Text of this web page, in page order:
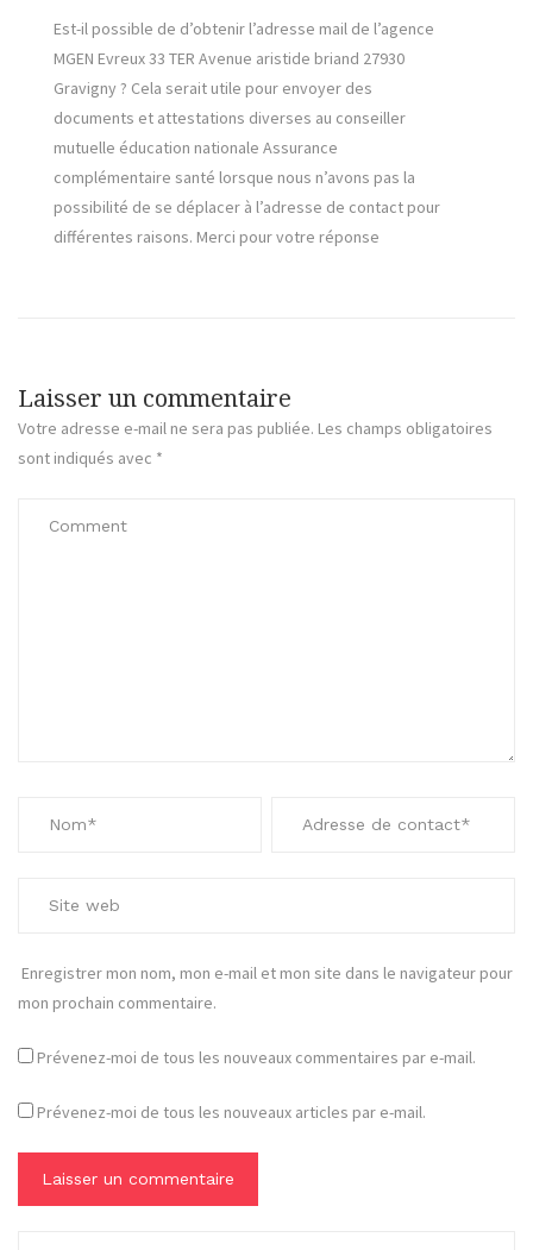
Est-il possible de d’obtenir l’adresse mail de l’agence
MGEN Evreux 33 TER Avenue aristide briand 27930
Gravigny ? Cela serait utile pour envoyer des
documents et attestations diverses au conseiller
mutuelle éducation nationale Assurance
complémentaire santé lorsque nous n’avons pas la
possibilité de se déplacer à l’adresse de contact pour
différentes raisons. Merci pour votre réponse
Laisser un commentaire
Votre adresse e-mail ne sera pas publiée. Les champs obligatoires
sont indiqués avec *
Enregistrer mon nom, mon e-mail et mon site dans le navigateur pour
mon prochain commentaire.
Prévenez-moi de tous les nouveaux commentaires par e-mail.
Prévenez-moi de tous les nouveaux articles par e-mail.